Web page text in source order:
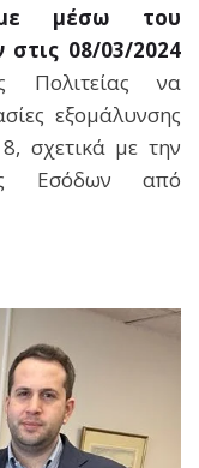
μέσω του
08/03/2024
Πολιτείας να
εξομάλυνσης
σχετικά με την
Εσόδων από